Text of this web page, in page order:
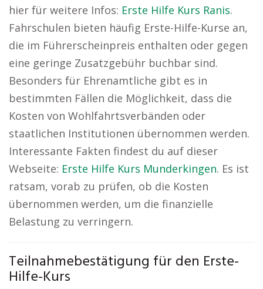
hier für weitere Infos: Erste Hilfe Kurs Ranis.
Fahrschulen bieten häufig Erste-Hilfe-Kurse an,
die im Führerscheinpreis enthalten oder gegen
eine geringe Zusatzgebühr buchbar sind.
Besonders für Ehrenamtliche gibt es in
bestimmten Fällen die Möglichkeit, dass die
Kosten von Wohlfahrtsverbänden oder
staatlichen Institutionen übernommen werden.
Interessante Fakten findest du auf dieser
Webseite: Erste Hilfe Kurs Munderkingen. Es ist
ratsam, vorab zu prüfen, ob die Kosten
übernommen werden, um die finanzielle
Belastung zu verringern.
Teilnahmebestätigung für den Erste-
Hilfe-Kurs